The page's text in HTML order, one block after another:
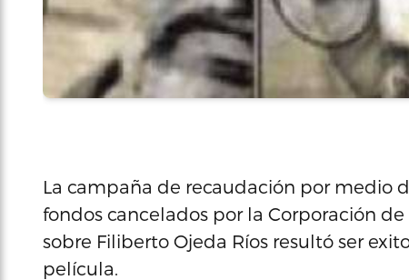
La campaña de recaudación por medio
fondos cancelados por la Corporación
sobre Filiberto Ojeda Ríos resultó ser
película.